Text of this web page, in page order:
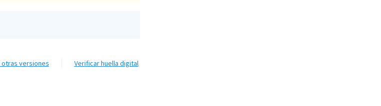
otras versiones Verificar huella digital